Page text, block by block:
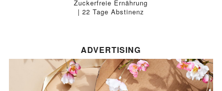
Zuckerfreie Ernährung
| 22 Tage Abstinenz
ADVERTISING